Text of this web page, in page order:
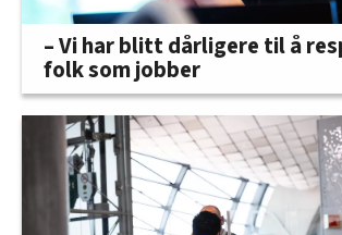
– Vi har blitt dårligere til å
folk som jobber